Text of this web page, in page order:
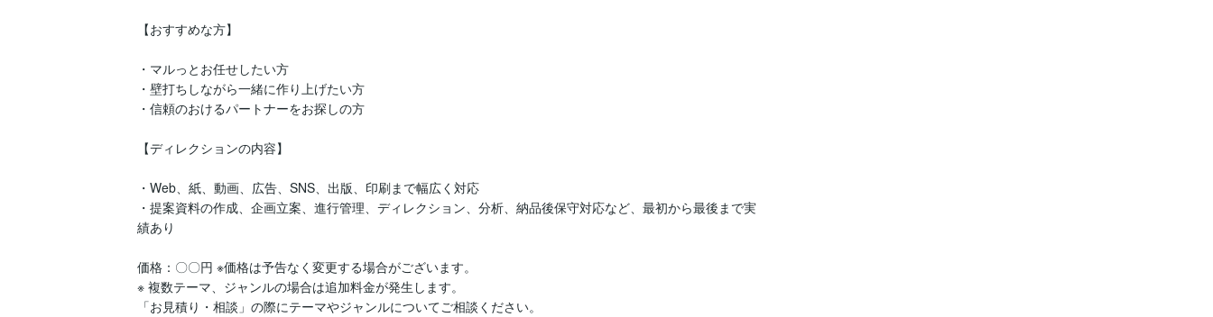
【おすすめな方】
・マルっとお任せしたい方
・壁打ちしながら一緒に作り上げたい方
・信頼のおけるパートナーをお探しの方
【ディレクションの内容】
・Web、紙、動画、広告、SNS、出版、印刷まで幅広く対応
・提案資料の作成、企画立案、進行管理、ディレクション、分析、納品後保守対応など、最初から最後まで実
績あり
価格：〇〇円 ※価格は予告なく変更する場合がございます。
※ 複数テーマ、ジャンルの場合は追加料金が発生します。
「お見積り・相談」の際にテーマやジャンルについてご相談ください。